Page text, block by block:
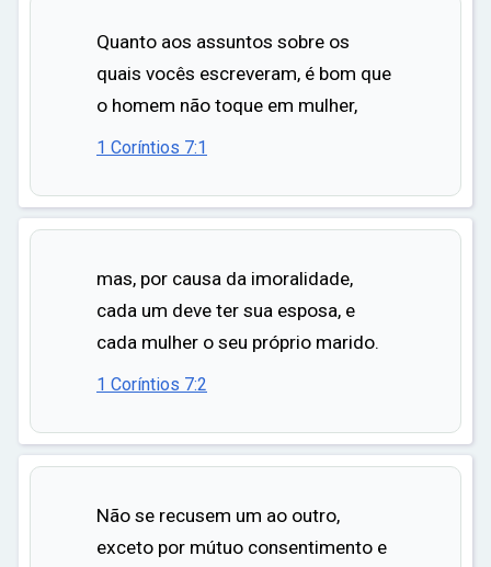
Quanto aos assuntos sobre os
quais vocês escreveram, é bom que
o homem não toque em mulher,
1 Coríntios 7:1
mas, por causa da imoralidade,
cada um deve ter sua esposa, e
cada mulher o seu próprio marido.
1 Coríntios 7:2
Não se recusem um ao outro,
exceto por mútuo consentimento e